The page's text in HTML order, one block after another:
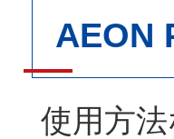
AEON
使用方